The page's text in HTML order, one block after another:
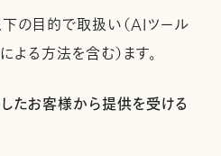
の目的で取扱い（AIツール
る方法を含む）ます。
たお客様から提供を受ける